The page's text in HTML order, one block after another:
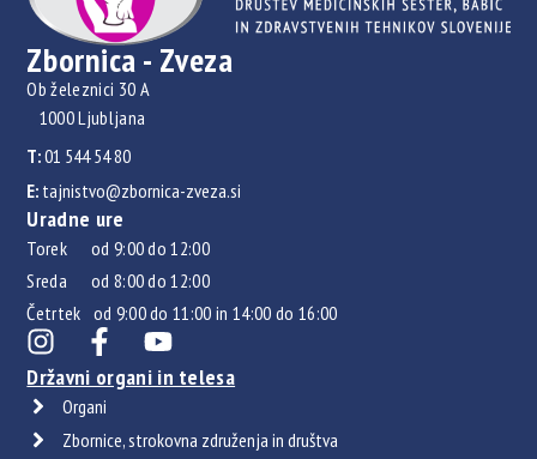
Zbornica - Zveza
Ob železnici 30 A
1000 Ljubljana
T:01 544 54 80
E: tajnistvo@zbornica-zveza.si
Uradne ure
Torek od 9:00 do 12:00
Sreda od 8:00 do 12:00
Četrtek od 9:00 do 11:00 in 14:00 do 16:00
Državni organi in telesa
Organi
Zbornice, strokovna združenja in društva